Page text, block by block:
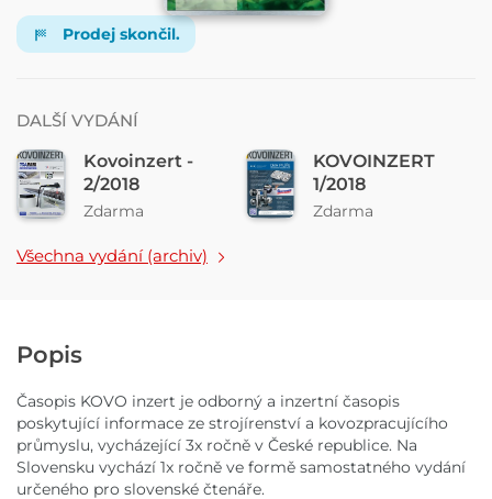
Prodej skončil.
DALŠÍ VYDÁNÍ
Kovoinzert -
2/2018
Zdarma
KOVOINZERT
1/2018
Zdarma
Všechna vydání (archiv)
Popis
Časopis KOVO inzert je odborný a inzertní časopis
poskytující informace ze strojírenství a kovozpracujícího
průmyslu, vycházející 3x ročně v České republice. Na
Slovensku vychází 1x ročně ve formě samostatného vydání
určeného pro slovenské čtenáře.